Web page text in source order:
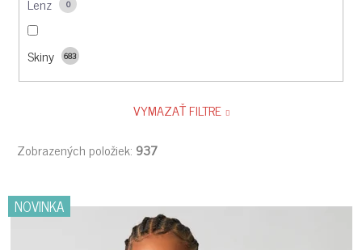
0
Skiny 683
VYMAZAŤ FILTRE
Zobrazených položiek: 937
V
ÝNOVINKA